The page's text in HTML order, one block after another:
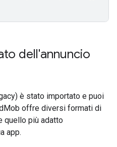
dell'annuncio
è stato importato e puoi
offre diversi formati di
quello più adatto
app.